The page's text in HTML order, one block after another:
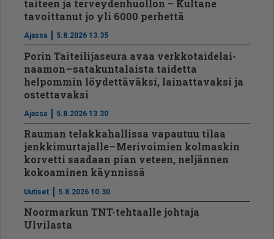
taiteen ja terveydenhuollon – Kultane
tavoittanut jo yli 6000 perhettä
Ajassa 5.8.2026 13.35
Porin Taiteilijaseura avaa verkko­tai­de­lai­
naamon – satakuntalaista taidetta
helpommin löydettäväksi, lainattavaksi ja
ostettavaksi
Ajassa 5.8.2026 13.30
Rauman telakkahallissa vapautuu tilaa
jenkkimurtajalle – Merivoimien kolmaskin
korvetti saadaan pian veteen, neljännen
kokoaminen käynnissä
Uutiset 5.8.2026 10.30
Noormarkun TNT-tehtaalle johtaja
Ulvilasta